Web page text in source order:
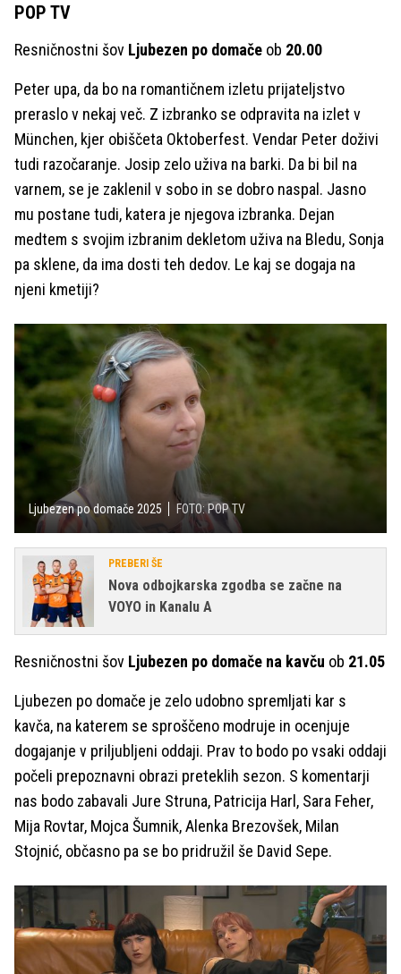
POP TV
Resničnostni šov Ljubezen po domače ob 20.00
Peter upa, da bo na romantičnem izletu prijateljstvo
preraslo v nekaj več. Z izbranko se odpravita na izlet v
München, kjer obiščeta Oktoberfest. Vendar Peter doživi
tudi razočaranje. Josip zelo uživa na barki. Da bi bil na
varnem, se je zaklenil v sobo in se dobro naspal. Jasno
mu postane tudi, katera je njegova izbranka. Dejan
medtem s svojim izbranim dekletom uživa na Bledu, Sonja
pa sklene, da ima dosti teh dedov. Le kaj se dogaja na
njeni kmetiji?
Ljubezen po domače 2025 FOTO: POP TV
PREBERI ŠE
Nova odbojkarska zgodba se začne na
VOYO in Kanalu A
Resničnostni šov Ljubezen po domače na kavču ob 21.05
Ljubezen po domače je zelo udobno spremljati kar s
kavča, na katerem se sproščeno modruje in ocenjuje
dogajanje v priljubljeni oddaji. Prav to bodo po vsaki oddaji
počeli prepoznavni obrazi preteklih sezon. S komentarji
nas bodo zabavali Jure Struna, Patricija Harl, Sara Feher,
Mija Rovtar, Mojca Šumnik, Alenka Brezovšek, Milan
Stojnić, občasno pa se bo pridružil še David Sepe.